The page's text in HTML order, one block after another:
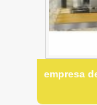
empresa